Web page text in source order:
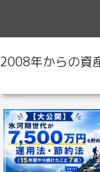
2008年からの資